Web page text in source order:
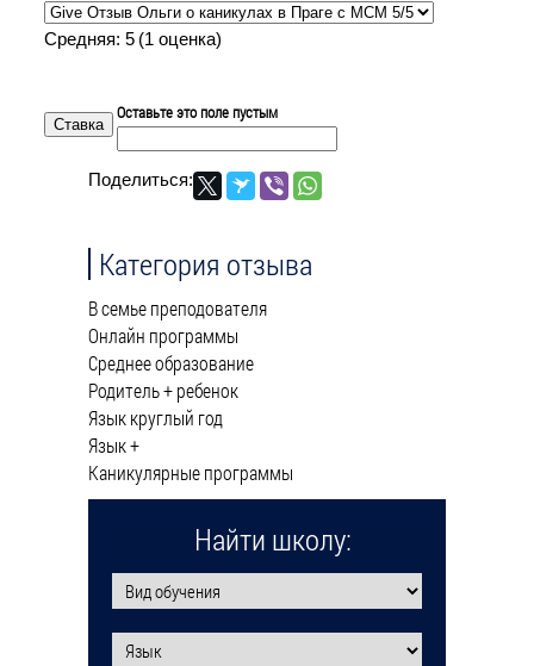
Средняя: 5 (1 оценка)
Оставьте это поле пустым
Поделиться:
Категория отзыва
В семье преподователя
Онлайн программы
Среднее образование
Родитель + ребенок
Язык круглый год
Язык +
Каникулярные программы
Найти школу: